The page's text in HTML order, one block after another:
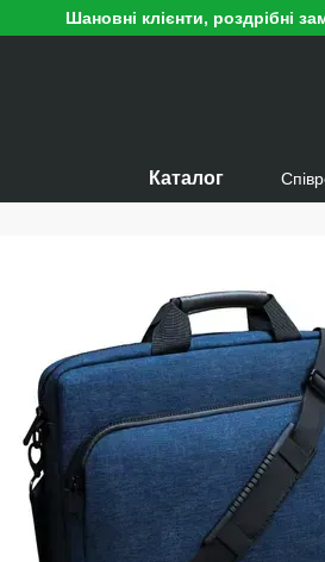
Шановні клієнти, роздрібні
Каталог